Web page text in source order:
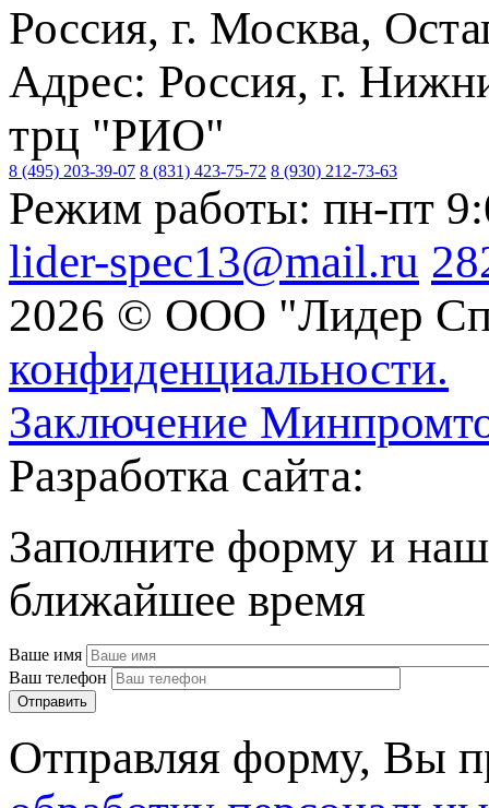
Россия, г. Москва,
Адрес: Россия, г.
трц "РИО"
8 (495) 203-39-07 8 (831) 423-75-72 8 (930) 212-73-63
Режим работы: пн-пт
lider-spec13@mail.ru
2026 © ООО "Лидер
конфиденциальности.
Заключение
Разработка сайта:
Заполните форму и
ближайшее время
Ваше имя
Ваш телефон
Отправляя форму, Вы